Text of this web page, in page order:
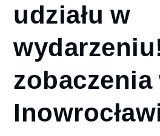
udziału w
zobaczenia